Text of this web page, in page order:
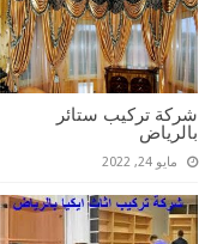
شركة تركيب ستائر
بالرياض
مايو 24, 2022